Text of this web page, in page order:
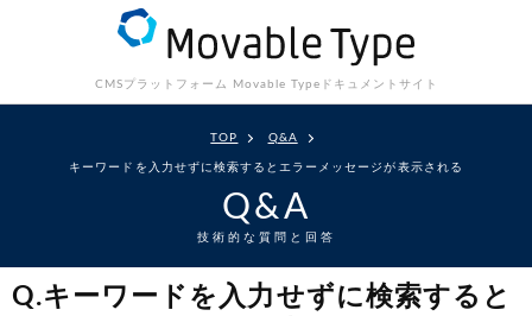
CMSプラットフォーム Movable Type ドキュメントサイト
TOP Q&A
キーワードを入力せずに検索するとエラーメッセージが表示される
Q&A
技術的な質問と回答
Q.キーワードを入力せずに検索すると